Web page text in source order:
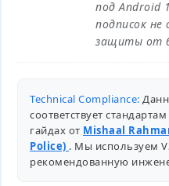
под Android
подписок
защиты от
Technical Compliance:
соответствует
гайдах от Mishaal
Police) . Мы используем
рекомендованную